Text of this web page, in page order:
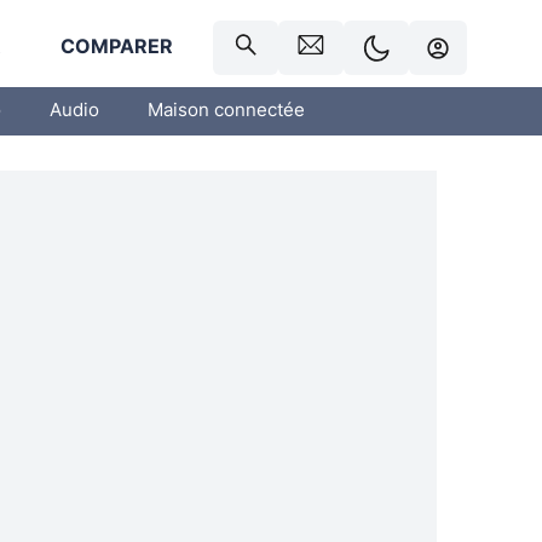
COMPARER
Audio Maison connectée